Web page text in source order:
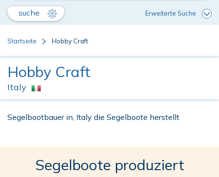
suche Erweiterte Suche
Startseite Hobby Craft
Hobby Craft
Italy
Segelbootbauer in, Italy die Segelboote herstellt
Segelboote produziert